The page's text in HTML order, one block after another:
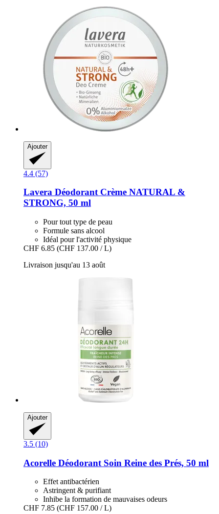
Ajouter
4.4 (57)
Lavera Déodorant Crème NATURAL &
STRONG, 50 ml
Pour tout type de peau
Formule sans alcool
Idéal pour l'activité physique
CHF 6.85 (CHF 137.00 / L)
Livraison jusqu'au 13 août
Ajouter
3.5 (10)
Acorelle Déodorant Soin Reine des Prés, 50 ml
Effet antibactérien
Astringent & purifiant
Inhibe la formation de mauvaises odeurs
CHF 7.85 (CHF 157.00 / L)